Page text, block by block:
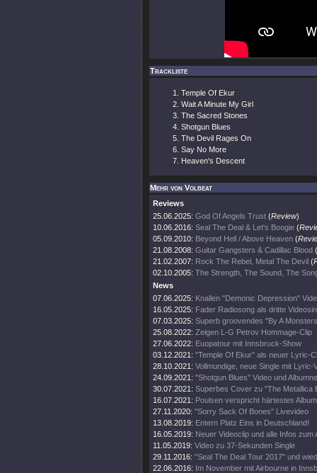
Trackliste
Temple Of Ekur
Wait A Minute My Girl
The Sacred Stones
Shotgun Blues
The Devil Rages On
Say No More
Heaven's Descent
Mehr von Volbeat
Reviews
25.06.2025: God Of Angels Trust (Review)
10.06.2016: Seal The Deal & Let's Boogie (
05.09.2010: Beyond Hell / Above Heaven (
21.08.2008: Guitar Gangsters & Cadillac Blood (
21.02.2007: Rock The Rebel, Metal The Devil (
02.10.2005: The Strength, The Sound, The
News
07.06.2025: Knallen "Demonic Depression"
16.05.2025: Fader Radiosong als dritte
07.03.2025: Superb groovendes "By A
25.08.2022: Zeigen L-G Petrov Hommage-Clip
27.06.2022: Euopatour mit Innsbruck-Show
03.12.2021: "Temple Of Ekur" als neuer Lyric-
28.10.2021: Vollmundige, neue Single mit Lyric-
24.09.2021: "Shotgun Blues" Video und
30.07.2021: Superbes Cover zu "The Metallica
16.07.2021: Poulsen verspricht härtestes
27.11.2020: "Sorry Sack Of Bones" Livevideo
13.08.2019: Entern Platz Eins in Deutschland!
16.05.2019: Neuer Videoclip und alle Infos zum
11.05.2019: Video zu 37-Sekunden Single
29.11.2016: "Seal The Deal Tour 2017" und
22.06.2016: Im November mit Airbourne in